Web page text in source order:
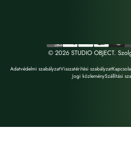
© 2026 STUDIO OBJECT.
Adatvédelmi szabályzatVisszatérítési szabályzat
Jogi közleménySzállítási